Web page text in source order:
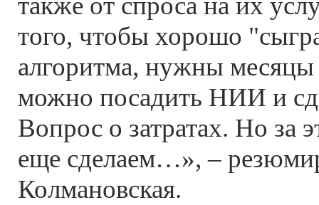
того, чтобы хорошо
алгоритма, нужны
можно посадить НИИ и
Вопрос о затратах. Но за
еще сделаем…», –
Колмановская.